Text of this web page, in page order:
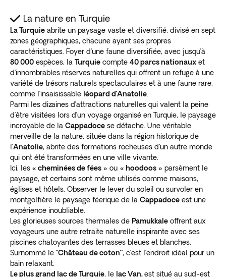
La nature en Turquie
La Turquie abrite un paysage vaste et diversifié, divisé en sept
zones géographiques, chacune ayant ses propres
caractéristiques. Foyer d’une faune diversifiée, avec jusqu’à
80 000 espèces, la Turquie compte 40 parcs nationaux et
d’innombrables réserves naturelles qui offrent un refuge à une
variété de trésors naturels spectaculaires et à une faune rare,
comme l’insaisissable léopard d’Anatolie
Parmi les dizaines d’attractions naturelles qui valent la peine
d’être visitées lors d’un voyage organisé en Turquie, le paysage
incroyable de la Cappadoce se détache. Une véritable
merveille de la nature, située dans la région historique de
l’Anatolie, abrite des formations rocheuses d’un autre monde
qui ont été transformées en une ville vivante.
Ici, les « cheminées de fées » ou « hoodoos » parsèment le
paysage, et certains sont même utilisés comme maisons,
églises et hôtels. Observer le lever du soleil ou survoler en
montgolfière le paysage féerique de la Cappadoce est une
expérience inoubliable.
Les glorieuses sources thermales de Pamukkale offrent aux
voyageurs une autre retraite naturelle inspirante avec ses
piscines chatoyantes des terrasses bleues et blanches.
Surnommé le “Château de coton”, c’est l’endroit idéal pour un
bain relaxant.
Le plus grand lac de Turquie, le lac Van,est situé au sud-est